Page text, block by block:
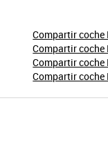
Compartir coche
Compartir coche
Compartir
Compartir coche